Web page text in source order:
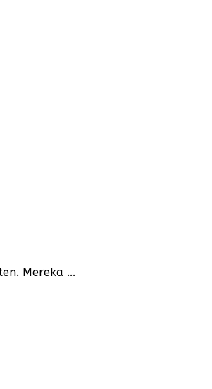
Mereka ...